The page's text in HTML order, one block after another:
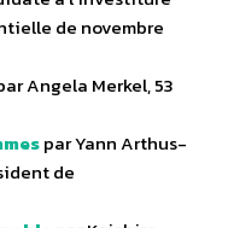
de novembre
Angela Merkel, 53
par Yann Arthus-
de